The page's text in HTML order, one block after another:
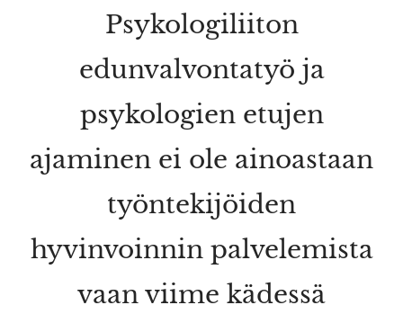
Psykologiliiton
edunvalvontatyö ja
psykologien etujen
ajaminen ei ole ainoastaan
työntekijöiden
hyvinvoinnin palvelemista
vaan viime kädessä